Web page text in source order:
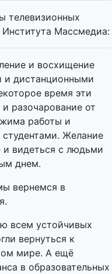
телевизионных
Массмедиа:
и восхищение
и дистанционными
время эти
разочарование от
работы и
Желание
видеться с людьми
днем.
вернемся в
всем устойчивых
вернуться к
мире. А ещё
в образовательных